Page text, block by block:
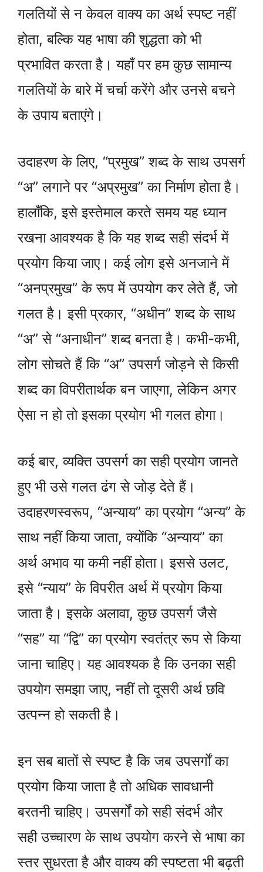
गलतियों से न केवल वाक्य का अर्थ स्पष्ट नहीं
होता, बल्कि यह भाषा की शुद्धता को भी
प्रभावित करता है। यहाँ पर हम कुछ सामान्य
गलतियों के बारे में चर्चा करेंगे और उनसे बचने
के उपाय बताएंगे।
उदाहरण के लिए, “प्रमुख” शब्द के साथ उपसर्ग
“अ” लगाने पर “अप्रमुख” का निर्माण होता है।
हालाँकि, इसे इस्तेमाल करते समय यह ध्यान
रखना आवश्यक है कि यह शब्द सही संदर्भ में
प्रयोग किया जाए। कई लोग इसे अनजाने में
“अनप्रमुख” के रूप में उपयोग कर लेते हैं, जो
गलत है। इसी प्रकार, “अधीन” शब्द के साथ
“अ” से “अनाधीन” शब्द बनता है। कभी-कभी,
लोग सोचते हैं कि “अ” उपसर्ग जोड़ने से किसी
शब्द का विपरीतार्थक बन जाएगा, लेकिन अगर
ऐसा न हो तो इसका प्रयोग भी गलत होगा।
कई बार, व्यक्ति उपसर्ग का सही प्रयोग जानते
हुए भी उसे गलत ढंग से जोड़ देते हैं।
उदाहरणस्वरूप, “अन्याय” का प्रयोग “अन्य” के
साथ नहीं किया जाता, क्योंकि “अन्याय” का
अर्थ अभाव या कमी नहीं होता। इससे उलट,
इसे “न्याय” के विपरीत अर्थ में प्रयोग किया
जाता है। इसके अलावा, कुछ उपसर्ग जैसे
“सह” या “द्वि” का प्रयोग स्वतंत्र रूप से किया
जाना चाहिए। यह आवश्यक है कि उनका सही
उपयोग समझा जाए, नहीं तो दूसरी अर्थ छवि
उत्पन्न हो सकती है।
इन सब बातों से स्पष्ट है कि जब उपसर्गों का
प्रयोग किया जाता है तो अधिक सावधानी
बरतनी चाहिए। उपसर्गों को सही संदर्भ और
सही उच्चारण के साथ उपयोग करने से भाषा का
स्तर सुधरता है और वाक्य की स्पष्टता भी बढ़ती